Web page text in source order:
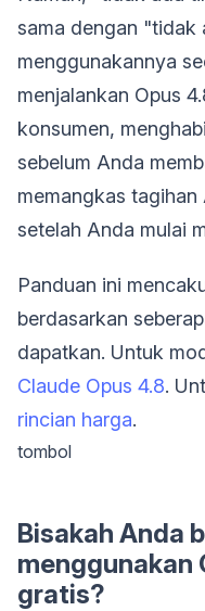
sama dengan "tidak
menggunakannya
menjalankan Opus
konsumen,
sebelum Anda
memangkas
setelah Anda mulai
Panduan ini
berdasarkan
dapatkan. Untuk
Claude Opus 4.8.
rincian harga.
tombol
Bisakah Anda
menggunakan
gratis?